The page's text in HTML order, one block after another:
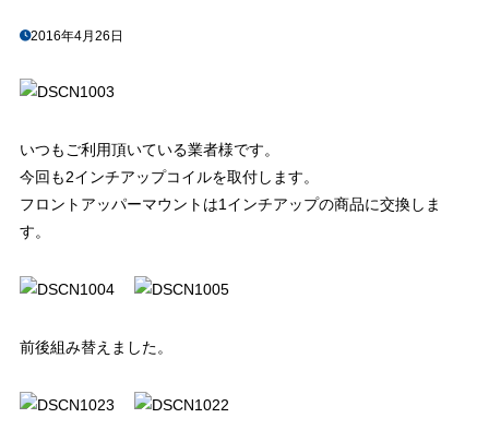
2016年4月26日
いつもご利用頂いている業者様です。
今回も2インチアップコイルを取付します。
フロントアッパーマウントは1インチアップの商品に交換しま
す。
前後組み替えました。